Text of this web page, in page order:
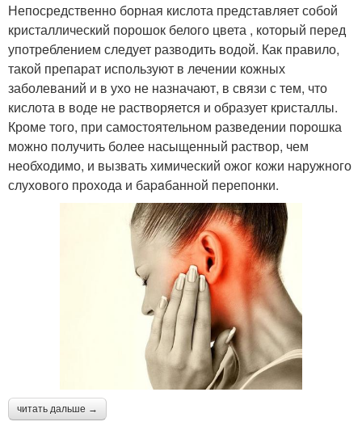
Непосредственно борная кислота представляет собой
кристаллический порошок белого цвета , который перед
употрeблением следует разводить водой. Как правило,
такой препарат используют в лечении кожных
заболеваний и в ухо не назначают, в связи с тем, что
кислота в воде не растворяется и образует кристаллы.
Кроме того, при самостоятельном разведении порошка
можно получить более насыщенный раствор, чем
необходимо, и вызвать химический ожог кожи наружного
слухового прохода и баpaбанной перепонки.
читать дальше →